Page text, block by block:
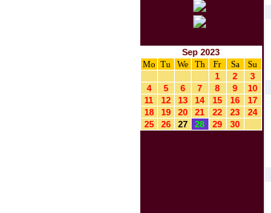
Sep 2023
Mo Tu We Th Fr Sa
Su
1
2
3
4
5 6 7 8 9
10
11
12 13 14 15 16
17
18
19 20 21 22 23
24
25
26 27 28 29 30